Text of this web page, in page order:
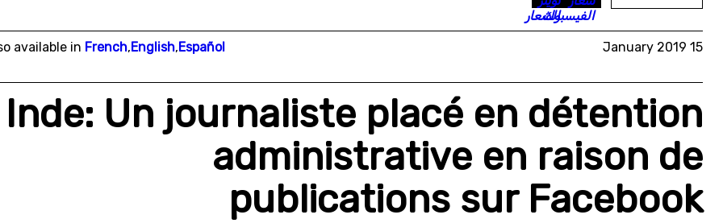
15 January 2019
available in French,English,Español
Inde: Un journaliste placé en détention
administrative en raison de
publications sur Facebook